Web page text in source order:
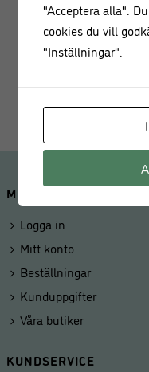
Beskrivning
Tratt i rostfritt stål med
är användbar på både
till att fylla syltburkar
MINA SIDOR
Logga in
Mitt konto
Beställningar
Kunduppgifter
Våra butiker
KUNDSERVICE
"Acceptera alla".
cookies du vill
"Inställningar".